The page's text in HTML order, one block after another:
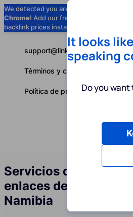
We detected you are using
Chrome! Add our free extension to check
backlink prices instantly as you browse.
support@linkbuilder.com
Términos y condiciones
Política de privacidad
Servicios de
enlaces de foros
Namibia
It looks
speaking
Do you